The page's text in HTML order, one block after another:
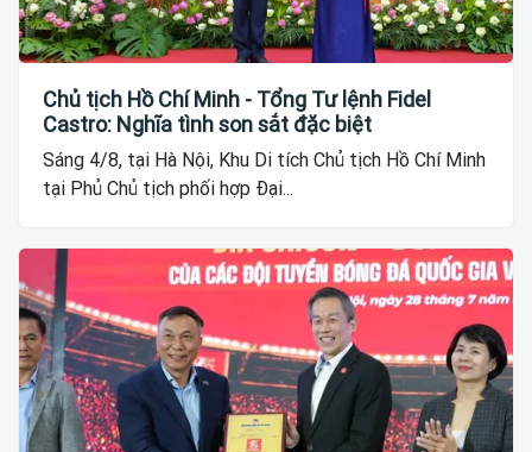
Chủ tịch Hồ Chí Minh - Tổng Tư lệnh Fidel
Castro: Nghĩa tình son sắt đặc biệt
Sáng 4/8, tại Hà Nội, Khu Di tích Chủ tịch Hồ Chí Minh
tại Phủ Chủ tịch phối hợp Đại...